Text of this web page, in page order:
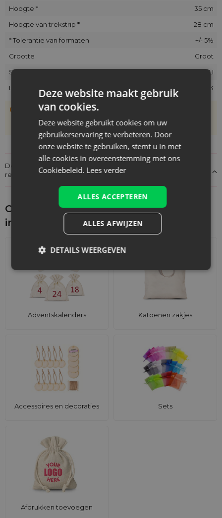
Hoogte *
35 cm
Hoogte van trekstrip *
28 cm
* Tolerantie van formaten
+/- 5%
Grootte
Groot
SKU
CJB-2635-NAT-LI
EAN
5903003410683
De zakjes zijn met de hand genaaid, daarom kan hun
+/- 1 cm
Details over de conformiteit van het product met de
regelgeving: Productverantwoordelijkheid
Ontdek wat je nog meer zou kunnen
interesseren
Adventskalenders Katoenen zakjes
Accessoires en decoraties Sets
Afdrukken toevoegen
Deze website maakt gebruik
van cookies.
Deze website gebruikt cookies om uw
gebruikerservaring te verbeteren. Door
onze website te gebruiken, stemt u in met
alle cookies in overeenstemming met ons
Cookiebeleid. Lees verder
ALLES ACCEPTEREN
ALLES AFWIJZEN
DETAILS WEERGEVEN